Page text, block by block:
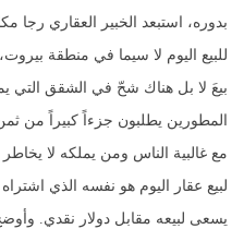
بدوره، استبعد الخبير العقاري
للبيع اليوم لا سيما في منطقة
بيعَ لا بل هناك شحّ في الشقق التي
المطورين يطلبون جزءاً كبيراً من ثمن
مع غالبية الناس ومن يملكه لا
لبيع عقار اليوم هو نفسه الذي
يسعى لبيعه مقابل دولار نقدي.